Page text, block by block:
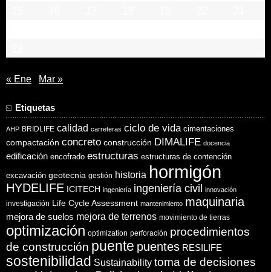
« Ene Mar »
Etiquetas
AHP BRIDLIFE calidad carreteras ciclo de vida cimentaciones
compactación concreto construcción DIMALIFE docencia
edificación encofrado estructuras estructuras de contención
excavación geotecnia gestión historia hormigón
HYDELIFE ICITECH ingeniería ingeniería civil innovación
investigación Life Cycle Assessment mantenimiento maquinaria
mejora de suelos mejora de terrenos movimiento de tierras
optimización optimization perforación procedimientos
de construcción puente puentes RESILIFE
sostenibilidad Sustainability toma de decisiones